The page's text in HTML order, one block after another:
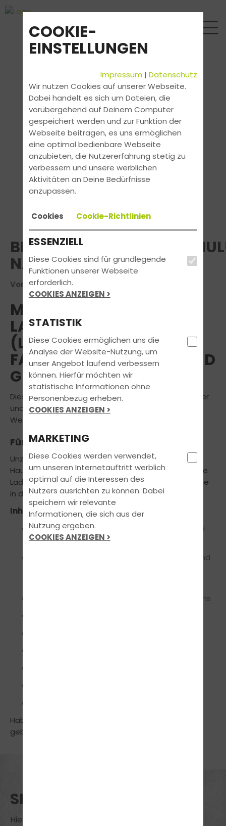
NACH BKRFQG
Voraussichtlicher Termin am 13.06.2026
MODUL 5:
LADUNGSSICHERUNG
(LKW),
FAHRGASTSICHERHEIT UND
GESUNDHEIT (BUS)
Dieses Modul ist für die zwei Fachgebiete LKW-Fahrer
und Bus-Fahrer getrennt, um gezielt
Weiterbildungsmaßnahmen anbieten zu können.
Für LKW-Fahrer
Unzureichende Ladungssicherung ist eine der
Hauptursachen für schwerste Unfälle. Wie Fahrer ihre
Ladungen richtig verladen und verzurren, erfahren Sie
in diesem Modul.
Inhalte:
Kenntnisse über die wirkenden Kräfte während
der Fahrt
Einsatz der Getriebeübersetzung entsprechend
Berechnung der Nutzlast und des Nutzvolumens
Haben Sie noch Fragen? Rufen Sie einfach an. Wir
geben Ihnen gerne Auskunft: Tel.:
SEMINAR BUCHUNG
Hiermit melde ich mich zum Seminar
COOKIE-
EINSTELLUNGEN
Impressum |Datenschutz
Wir nutzen Cookies auf unserer Webseite.
Dabei handelt es sich um Dateien, die
vorübergehend auf Deinem Computer
gespeichert werden und zur Funktion der
Webseite beitragen, es uns ermöglichen
eine optimal bedienbare Webseite
anzubieten, die Nutzererfahrung stetig zu
verbessern und unsere werblichen
Aktivitäten an Deine Bedürfnisse
anzupassen.
Cookies Cookie-Richtlinien
ESSENZIELL
Diese Cookies sind für grundlegende
Funktionen unserer Webseite
erforderlich.
COOKIES ANZEIGEN >
STATISTIK
Diese Cookies ermöglichen uns die
Analyse der Website-Nutzung, um
unser Angebot laufend verbessern
können. Hierfür möchten wir
statistische Informationen ohne
Personenbezug erheben.
COOKIES ANZEIGEN >
MARKETING
Diese Cookies werden verwendet,
um unseren Internetauftritt werblich
optimal auf die Interessen des
Nutzers ausrichten zu können. Dabei
speichern wir relevante
Informationen, die sich aus der
Nutzung ergeben.
COOKIES ANZEIGEN >